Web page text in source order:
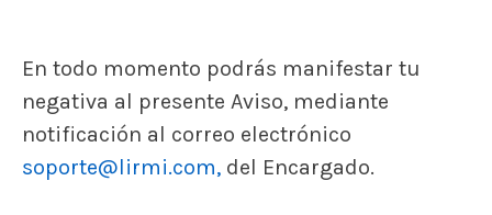
En todo momento podrás manifestar tu
negativa al presente Aviso, mediante
notificación al correo electrónico
soporte@lirmi.com, del Encargado.